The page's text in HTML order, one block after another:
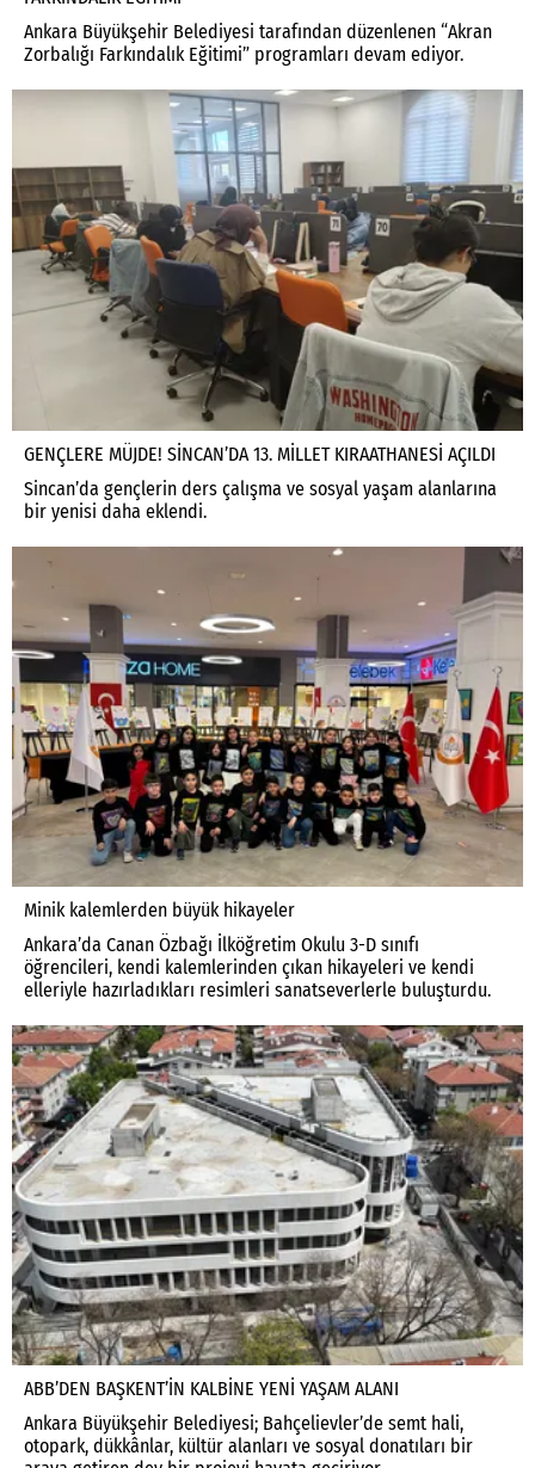
Ankara Büyükşehir Belediyesi tarafından düzenlenen “Akran
Zorbalığı Farkındalık Eğitimi” programları devam ediyor.
GENÇLERE MÜJDE! SİNCAN’DA 13. MİLLET KIRAATHANESİ AÇILDI
Sincan’da gençlerin ders çalışma ve sosyal yaşam alanlarına
bir yenisi daha eklendi.
Minik kalemlerden büyük hikayeler
Ankara’da Canan Özbağı İlköğretim Okulu 3-D sınıfı
öğrencileri, kendi kalemlerinden çıkan hikayeleri ve kendi
elleriyle hazırladıkları resimleri sanatseverlerle buluşturdu.
ABB’DEN BAŞKENT’İN KALBİNE YENİ YAŞAM ALANI
Ankara Büyükşehir Belediyesi; Bahçelievler’de semt hali,
otopark, dükkânlar, kültür alanları ve sosyal donatıları bir